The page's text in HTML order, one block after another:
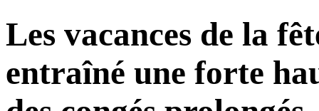
Les vacances de la
entraîné une forte